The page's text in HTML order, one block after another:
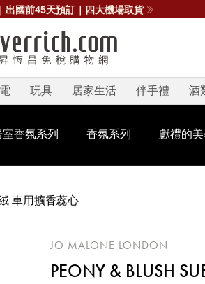
出國前45天預訂｜四大機場取貨
玩具 居家生活 伴手禮 酒
室香氛系列 香氛系列 獻禮的
車用擴香蕊心
JO MALONE LONDON
PEONY & BLUSH